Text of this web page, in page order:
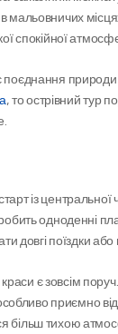
спокійної
, то острівний тур
із центральної
одноденні
довгі поїздки
є зовсім
приємно
більш тихою